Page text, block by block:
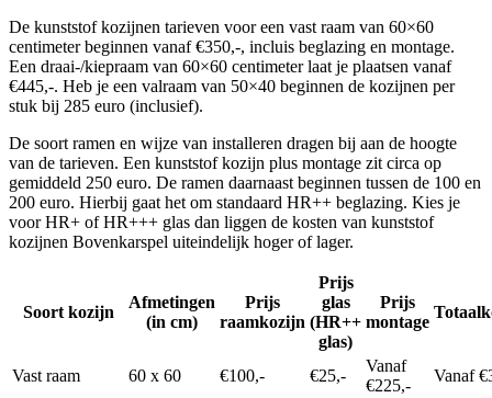
De kunststof kozijnen tarieven voor een vast raam van 60×60
centimeter beginnen vanaf €350,-, incluis beglazing en montage.
Een draai-/kiepraam van 60×60 centimeter laat je plaatsen vanaf
€445,-. Heb je een valraam van 50×40 beginnen de kozijnen per
stuk bij 285 euro (inclusief).
De soort ramen en wijze van installeren dragen bij aan de hoogte
van de tarieven. Een kunststof kozijn plus montage zit circa op
gemiddeld 250 euro. De ramen daarnaast beginnen tussen de 100 en
200 euro. Hierbij gaat het om standaard HR++ beglazing. Kies je
voor HR+ of HR+++ glas dan liggen de kosten van kunststof
kozijnen Bovenkarspel uiteindelijk hoger of lager.
Soort kozijn
Afmetingen
(in cm)
Prijs
raamkozijn
Prijs
glas
(HR++
glas)
Prijs
montage
Vast raam 60 x 60 €100,- €25,-
Vanaf
€225,-
Vanaf